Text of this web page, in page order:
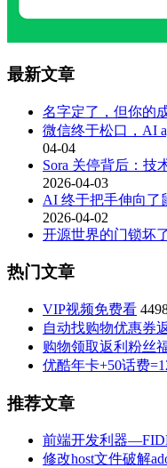
最新文章
名字定了，但你的
微信终于松口，AI
04-04
Sora 关停背后：技
2026-04-03
AI 终于把手伸向了
2026-04-02
开源世界的门锁坏
热门文章
VIP视频免费看
自动找购物优惠券
购物领取返利粉丝
优酷年卡+50话费
推荐文章
前端开发利器
修改host文件破解